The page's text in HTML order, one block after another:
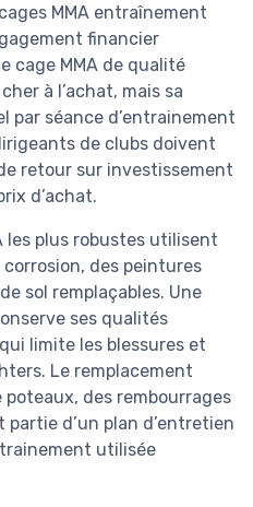
MMA entraînement
financier
cage MMA de qualité
à l’achat, mais sa
par séance d’entrainement
de clubs doivent
retour sur investissement
d’achat.
les plus robustes utilisent
des peintures
sol remplaçables. Une
ses qualités
limite les blessures et
Le remplacement
des rembourrages
d’un plan d’entretien
utilisée